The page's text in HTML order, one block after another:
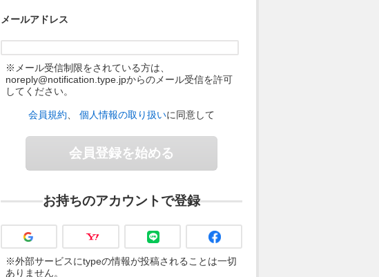
メールアドレス
※メール受信制限をされている方は、
noreply@notification.type.jpからのメール受信を許可
してください。
会員規約 個人情報の取り扱いに同意して
会員登録を始める
お持ちのアカウントで登録
※外部サービスにtypeの情報が投稿されることは一切
ありません。